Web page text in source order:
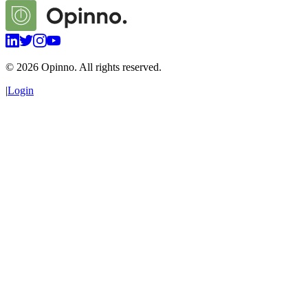
© 2026 Opinno. All rights reserved.
|Login